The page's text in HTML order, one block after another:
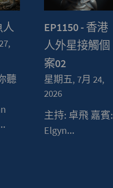
人
聽
EP1150 - 香港
人外星接觸個
案02
星期五, 7月 24,
2026
主持: 卓飛 嘉賓:
Elgyn...